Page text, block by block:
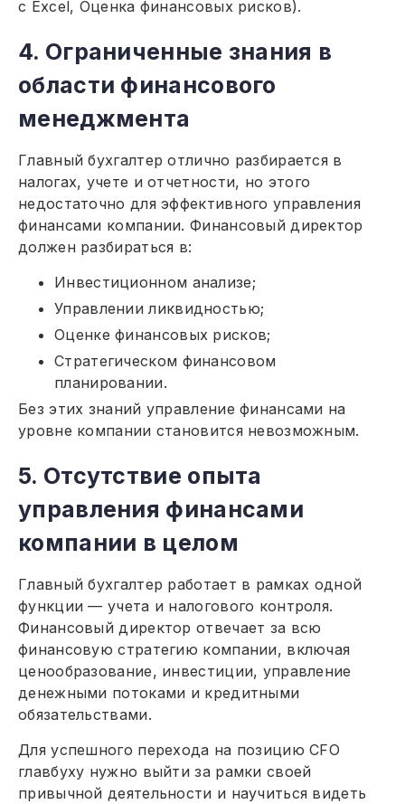
с Excel, Оценка финансовых рисков).
4. Ограниченные знания в
области финансового
менеджмента
Главный бухгалтер отлично разбирается в
налогах, учете и отчетности, но этого
недостаточно для эффективного управления
финансами компании. Финансовый директор
должен разбираться в:
Инвестиционном анализе;
Управлении ликвидностью;
Оценке финансовых рисков;
Стратегическом финансовом
планировании.
Без этих знаний управление финансами на
уровне компании становится невозможным.
5. Отсутствие опыта
управления финансами
компании в целом
Главный бухгалтер работает в рамках одной
функции — учета и налогового контроля.
Финансовый директор отвечает за всю
финансовую стратегию компании, включая
ценообразование, инвестиции, управление
денежными потоками и кредитными
обязательствами.
Для успешного перехода на позицию CFO
главбуху нужно выйти за рамки своей
привычной деятельности и научиться видеть